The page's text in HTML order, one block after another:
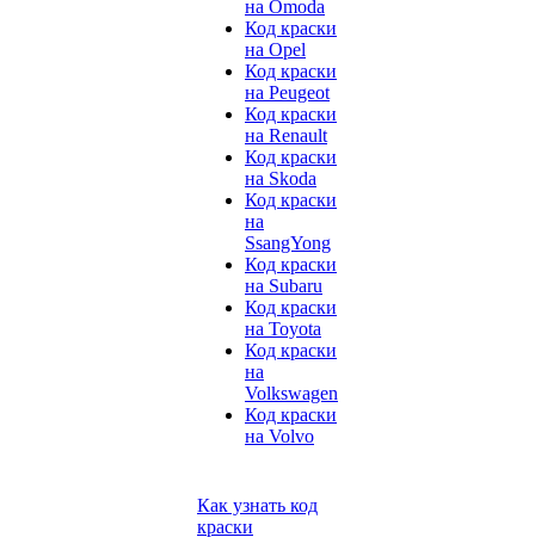
на Omoda
Код краски
на Opel
Код краски
на Peugeot
Код краски
на Renault
Код краски
на Skoda
Код краски
на
SsangYong
Код краски
на Subaru
Код краски
на Toyota
Код краски
на
Volkswagen
Код краски
на Volvo
Как узнать код
краски